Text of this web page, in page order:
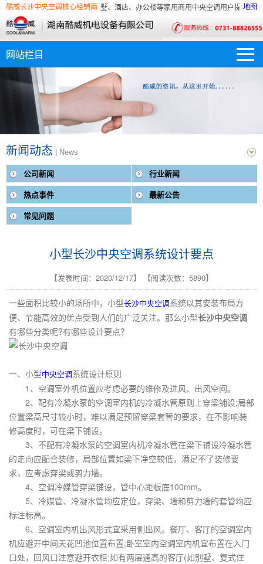
酷威长沙中央空调核心经销商 地图
主流专业经销商，为家庭、别墅、酒店、办公楼等家用商用中央空调用户提供
主流专业经销商，为家庭、别墅、酒店、办公楼等家用商用中央空调用户提供
新闻动态 | News
公司新闻
行业新闻
热点事件
最新公告
常见问题
小型长沙中央空调系统设计要点
【发表时间：2020/12/17】 【阅读次数：5890】
一些面积比较小的场所中，小型长沙中央空调系统以其安装布局方
便、节能高效的优点受到人们的广泛关注。那么小型长沙中央空调
有哪些分类呢?有哪些设计要点？
一、小型中央空调系统设计原则
1、空调室外机位置应考虑必要的维修及进风、出风空间。
2、配有冷凝水泵的空调室内机的冷凝水管原则上穿梁铺设;局部
位置梁高尺寸较小时，难以满足预留穿梁套管的要求，在不影响装
修高度时，可在梁下铺设。
3、不配有冷凝水泵的空调室内机冷凝水管在梁下铺设冷凝水管
的走向应配合装修，局部位置如梁下净空较低，满足不了装修要
求，应考虑穿梁或剪力墙。
4、空调冷媒管穿梁铺设，管中心距板底100mm。
5、冷媒管、冷凝水管均应定位，穿梁、墙和剪力墙的套管均应
标注标高。
6、空调室内机出风形式宜采用侧出风。餐厅、客厅的空调室内
机应避开中间天花凹池位置布置;卧室室内空调室内机宜布置在入门
口处，回风口注意避开衣柜;如有两层通高的客厅(如别墅、复式住